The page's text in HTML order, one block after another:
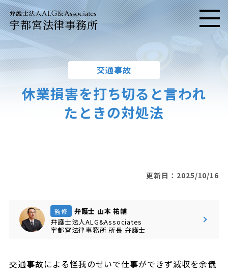
宇都宮法律事務所 メニ
交通事故
休業損害を打ち切ると言われ
たときの対処法
更新日：2025/10/16
監修
弁護士 山本 祐輔
弁護士法人ALG&Associates
宇都宮法律事務所所長 弁護士
交通事故による怪我のせいで仕事ができず減収を余儀